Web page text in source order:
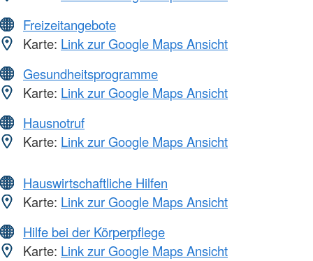
Freizeitangebote
Karte: Link zur Google Maps Ansicht
Gesundheitsprogramme
Karte: Link zur Google Maps Ansicht
Hausnotruf
Karte: Link zur Google Maps Ansicht
Hauswirtschaftliche Hilfen
Karte: Link zur Google Maps Ansicht
Hilfe bei der Körperpflege
Karte: Link zur Google Maps Ansicht